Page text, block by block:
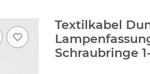
Textilkabel
Schraubringe